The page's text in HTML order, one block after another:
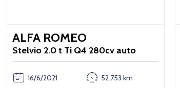
ALFA ROMEO
Stelvio 2.0 t Ti Q4 280cv auto
16/6/2021 52.753 km